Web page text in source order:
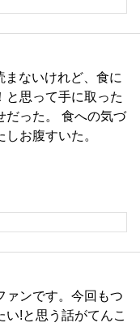
まないけれど、食に
と思って手に取った
だった。 食への気づ
お腹すいた。
ァンです。今回もつ
!と思う話がてんこ